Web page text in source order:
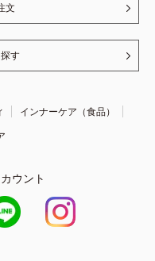
文
す
インナーケア（食品）
ウント